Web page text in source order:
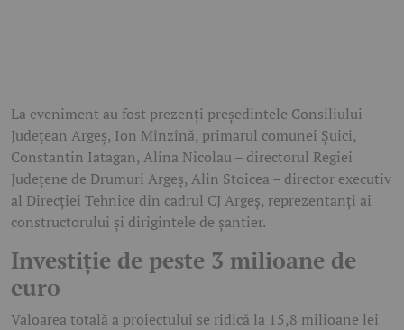
La eveniment au fost prezenți președintele Consiliului
Județean Argeș, Ion Mînzînă, primarul comunei Șuici,
Constantin Iatagan, Alina Nicolau – directorul Regiei
Județene de Drumuri Argeș, Alin Stoicea – director executiv
al Direcției Tehnice din cadrul CJ Argeș, reprezentanți ai
constructorului și dirigintele de șantier.
Investiție de peste 3 milioane de
euro
Valoarea totală a proiectului se ridică la 15,8 milioane lei